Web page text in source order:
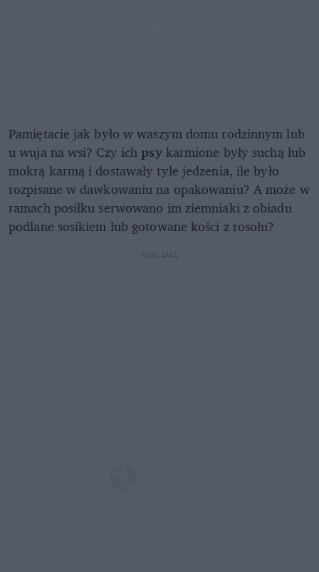
Pamiętacie jak było w waszym domu rodzinnym lub
u wuja na wsi? Czy ich psykarmione były suchą lub
mokrą karmą i dostawały tyle jedzenia, ile było
rozpisane w dawkowaniu na opakowaniu? A może w
ramach posiłku serwowano im ziemniaki z obiadu
podlane sosikiem lub gotowane kości z rosołu?
REKLAMA